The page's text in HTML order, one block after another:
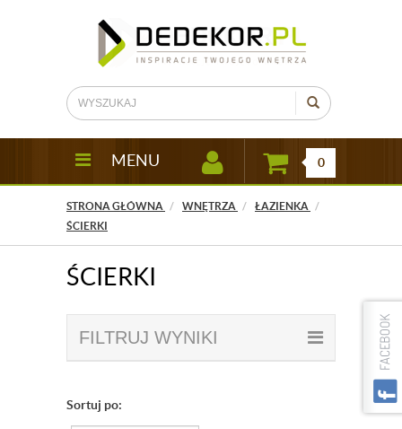
MENU 0
STRONA GŁÓWNA WNĘTRZA
ŁAZIENKA
ŚCIERKI
ŚCIERKI
FILTRUJ WYNIKI
Sortuj po: